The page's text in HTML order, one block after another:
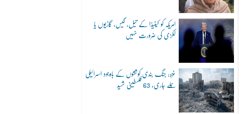
امریکہ کو کینیڈا کے تیل، گیس، گاڑیوں یا
لکڑی کی ضرورت نہیں
غزہ: جنگ بندی کوششوں کے باوجود اسرائیلی
حملے جاری، 63 فلسطینی شہید